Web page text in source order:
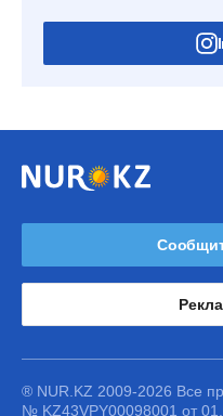
® NUR.KZ 2009-2026 Все
№ KZ43VPY00098001 от